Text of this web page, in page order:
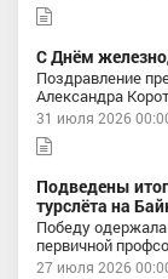
С Днём
Поздравление
Александра
31 июля 2026
Подведены
турслёта на
Победу
первичной
27 июля 2026